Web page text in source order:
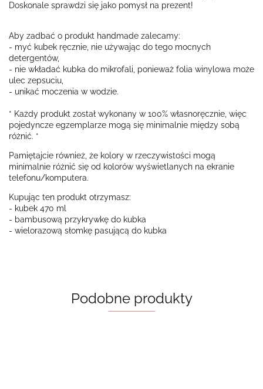
Doskonale sprawdzi się jako pomysł na prezent!
Aby zadbać o produkt handmade zalecamy:
- myć kubek ręcznie, nie używając do tego mocnych
detergentów,
- nie wkładać kubka do mikrofali, ponieważ folia winylowa może
ulec zepsuciu,
- unikać moczenia w wodzie.
* Każdy produkt został wykonany w 100% własnoręcznie, więc
pojedyncze egzemplarze mogą się minimalnie między sobą
różnić. *
Pamiętajcie również, że kolory w rzeczywistości mogą
minimalnie różnić się od kolorów wyświetlanych na ekranie
telefonu/komputera.
Kupując ten produkt otrzymasz:
- kubek 470 ml
- bambusową przykrywkę do kubka
- wielorazową słomkę pasującą do kubka
Podobne produkty